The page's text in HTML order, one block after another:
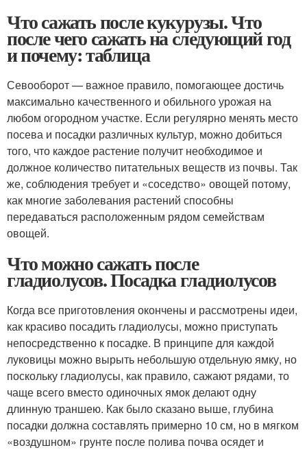
Что сажать после кукурузы. Что
после чего сажать на следующий год
и почему: таблица
Севооборот — важное правило, помогающее достичь
максимально качественного и обильного урожая на
любом огородном участке. Если регулярно менять место
посева и посадки различных культур, можно добиться
того, что каждое растение получит необходимое и
должное количество питательных веществ из почвы. Так
же, соблюдения требует и «соседство» овощей потому,
как многие заболевания растений способны
передаваться расположенным рядом семействам
овощей.
Что можно сажать после
гладиолусов. Посадка гладиолусов
Когда все приготовления окончены и рассмотрены идеи,
как красиво посадить гладиолусы, можно приступать
непосредственно к посадке. В принципе для каждой
луковицы можно вырыть небольшую отдельную ямку, но
поскольку гладиолусы, как правило, сажают рядами, то
чаще всего вместо одиночных ямок делают одну
длинную траншею. Как было сказано выше, глубина
посадки должна составлять примерно 10 см, но в мягком
«воздушном» грунте после полива почва осядет и